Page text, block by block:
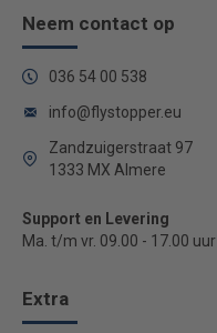
Neem contact op
036 54 00 538
info@flystopper.eu
Zandzuigerstraat 97
1333 MX Almere
Support en Levering
Ma. t/m vr. 09.00 - 17.00 uur
Extra